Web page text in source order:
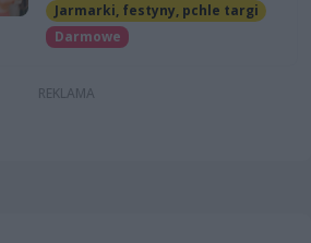
Jarmarki, festyny, pchle targi
Darmowe